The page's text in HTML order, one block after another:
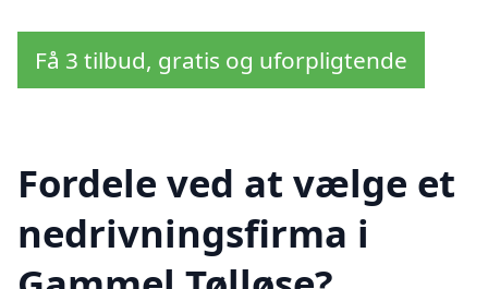
Få 3 tilbud, gratis og uforpligtende
Fordele ved at vælge et
nedrivningsfirma i